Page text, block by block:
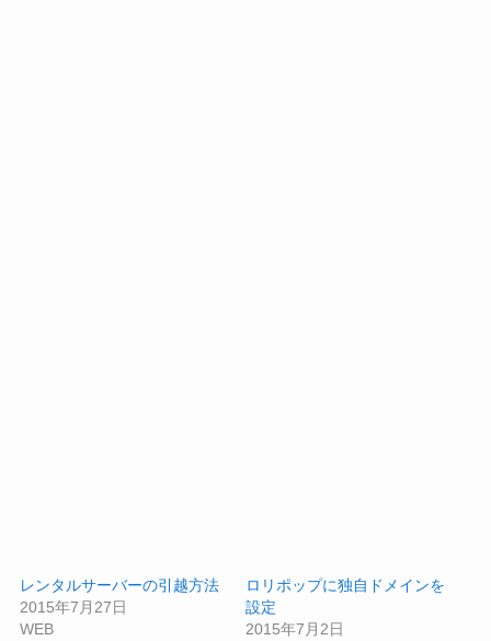
レンタルサーバーの引越方法
2015年7月27日
WEB
ロリポップに独自ドメインを
設定
2015年7月2日